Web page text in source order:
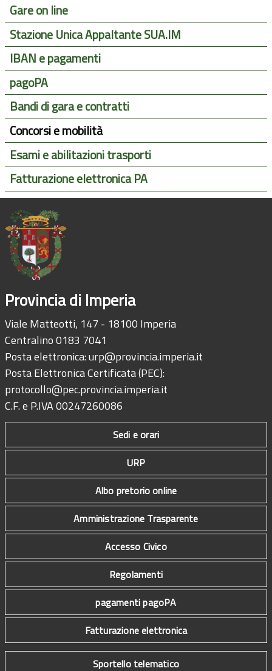
Gare on line
Stazione Unica Appaltante SUA.IM
IBAN e pagamenti
pagoPA
Bandi di gara e contratti
Concorsi e mobilità
Esami e abilitazioni trasporti
Fatturazione elettronica PA
Provincia di Imperia
Viale Matteotti, 147 - 18100 Imperia
Centralino 0183 7041
Posta elettronica:urp@provincia.imperia.it
Posta Elettronica Certificata (PEC):
protocollo@pec.provincia.imperia.it
C.F. e P.IVA 00247260086
Sedi e orari
URP
Albo pretorio online
Amministrazione Trasparente
Accesso Civico
Regolamenti
pagamenti pagoPA
Fatturazione elettronica
Sportello telematico